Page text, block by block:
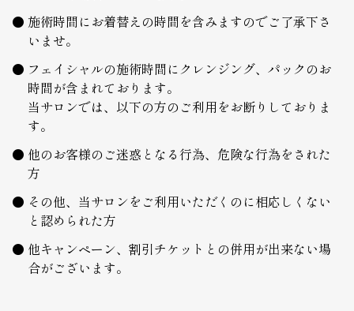
施術時間にお着替えの時間を含みますのでご了承下さ
いませ。
フェイシャルの施術時間にクレンジング、パックのお
時間が含まれております。
当サロンでは、以下の方のご利用をお断りしておりま
す。
他のお客様のご迷惑となる行為、危険な行為をされた
方
その他、当サロンをご利用いただくのに相応しくない
と認められた方
他キャンペーン、割引チケットとの併用が出来ない場
合がございます。